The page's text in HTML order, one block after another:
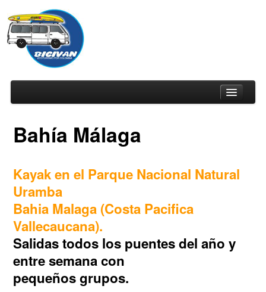
Planes en Kayak
Planes sin Kayak
Programación 2018
Tienda Bicivan
Videos
Galerías
Blog
Bahía Málaga
Kayak en el Parque Nacional Natural
Uramba
Bahia Malaga (Costa Pacifica
Vallecaucana).
Salidas todos los puentes del año y
entre semana con
pequeños grupos.